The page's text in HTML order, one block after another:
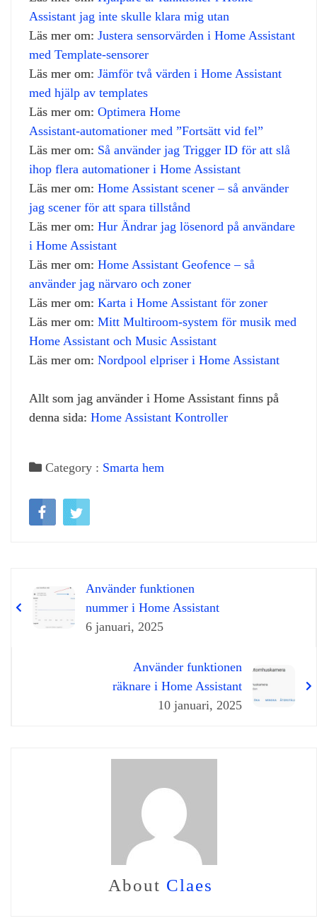
Assistant jag inte skulle klara mig utan
Läs mer om: Justera sensorvärden i Home Assistant
med Template‑sensorer
Läs mer om: Jämför två värden i Home Assistant
med hjälp av templates
Läs mer om: Optimera Home
Assistant‑automationer med ”Fortsätt vid fel”
Läs mer om: Så använder jag Trigger ID för att slå
ihop flera automationer i Home Assistant
Läs mer om: Home Assistant scener – så använder
jag scener för att spara tillstånd
Läs mer om: Hur Ändrar jag lösenord på användare
i Home Assistant
Läs mer om: Home Assistant Geofence – så
använder jag närvaro och zoner
Läs mer om: Karta i Home Assistant för zoner
Läs mer om: Mitt Multiroom‑system för musik med
Home Assistant och Music Assistant
Läs mer om: Nordpool elpriser i Home Assistant
Allt som jag använder i Home Assistant finns på
denna sida: Home Assistant Kontroller
Category : Smarta hem
Använder funktionen
nummer i Home Assistant
6 januari, 2025
Använder funktionen
räknare i Home Assistant
10 januari, 2025
About Claes